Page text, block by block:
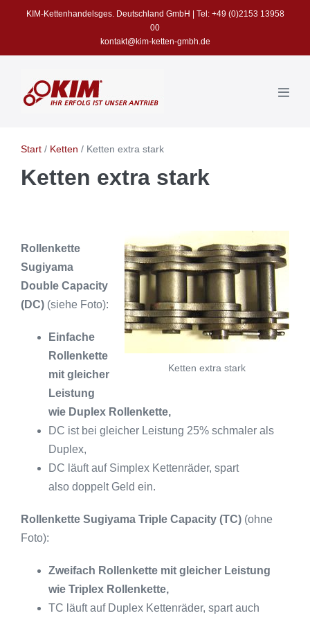
KIM-Kettenhandelsges. Deutschland GmbH | Tel: +49 (0)2153 13958
00
kontakt@kim-ketten-gmbh.de
Start / Ketten / Ketten extra stark
Ketten extra stark
Ketten extra stark
Rollenkette
Sugiyama
Double Capacity
(DC) (siehe Foto):
Einfache
Rollenkette
mit gleicher
Leistung
wie Duplex Rollenkette,
DC ist bei gleicher Leistung 25% schmaler als
Duplex,
DC läuft auf Simplex Kettenräder, spart
also doppelt Geld ein.
Rollenkette Sugiyama Triple Capacity (TC) (ohne
Foto):
Zweifach Rollenkette mit gleicher Leistung
wie Triplex Rollenkette,
TC läuft auf Duplex Kettenräder, spart auch